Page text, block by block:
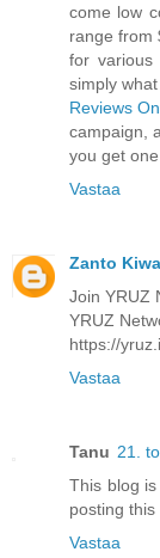
come low
range from
for
simply
Reviews
campaign,
you get
Vastaa
Zanto
Join YRUZ
YRUZ
https://
Vastaa
Tanu 21.
This blog
posting this
Vastaa